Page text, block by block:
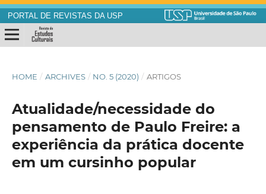
PORTAL DE REVISTAS DA USP
HOME / ARCHIVES / NO. 5 (2020) / ARTIGOS
Atualidade/necessidade do
pensamento de Paulo Freire: a
experiência da prática docente
em um cursinho popular